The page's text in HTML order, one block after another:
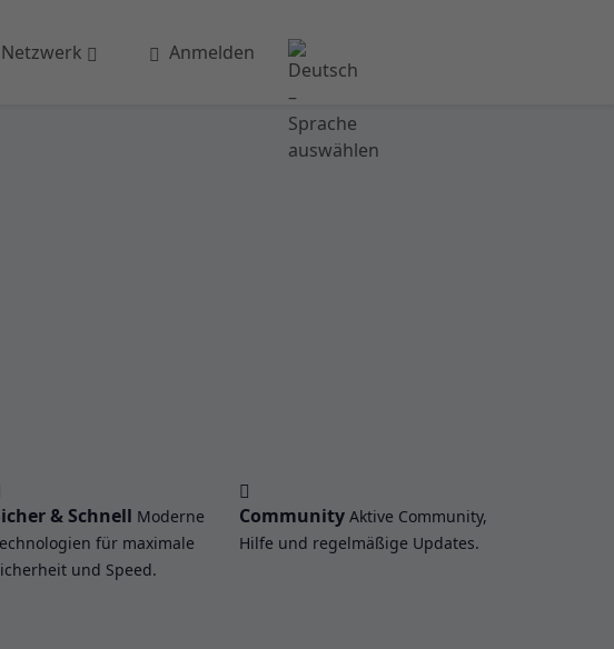
Netzwerk Anmelden
& Schnell Moderne
für maximale
und Speed.
Community Aktive Community,
Hilfe und regelmäßige Updates.